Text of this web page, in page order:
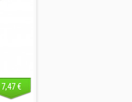
7,47 €